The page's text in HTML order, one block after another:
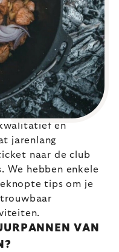
en
jarenlang
naar de club
We hebben enkele
tips om je
VAN